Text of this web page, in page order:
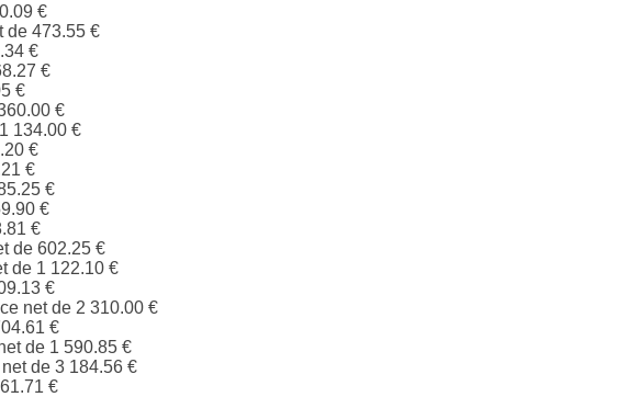
€
de 473.55 €
€
€
€
€
134.00 €
€
€
€
€
€
de 602.25 €
de 1 122.10 €
€
net de 2 310.00 €
€
de 1 590.85 €
de 3 184.56 €
€